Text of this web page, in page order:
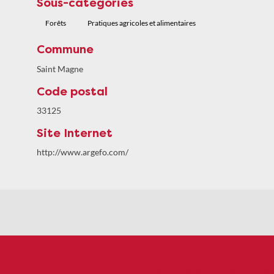
Sous-categories
Forêts Pratiques agricoles et alimentaires
Commune
Saint Magne
Code postal
33125
Site Internet
http://www.argefo.com/